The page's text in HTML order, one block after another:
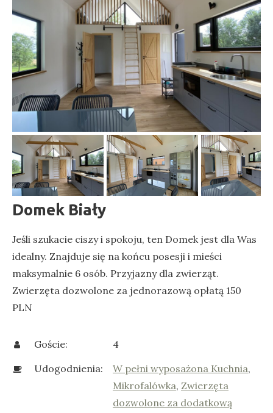
Domek Biały
Jeśli szukacie ciszy i spokoju, ten Domek jest dla Was
idealny. Znajduje się na końcu posesji i mieści
maksymalnie 6 osób. Przyjazny dla zwierząt.
Zwierzęta dozwolone za jednorazową opłatą 150
PLN
Goście:
4
Udogodnienia:
W pełni wyposażona Kuchnia,
Mikrofalówka, Zwierzęta
dozwolone za dodatkową